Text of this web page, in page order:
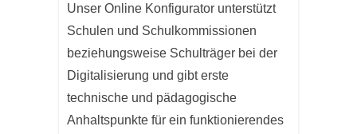
Unser Online Konfigurator unterstützt
Schulen und Schulkommissionen
beziehungsweise Schulträger bei der
Digitalisierung und gibt erste
technische und pädagogische
Anhaltspunkte für ein funktionierendes